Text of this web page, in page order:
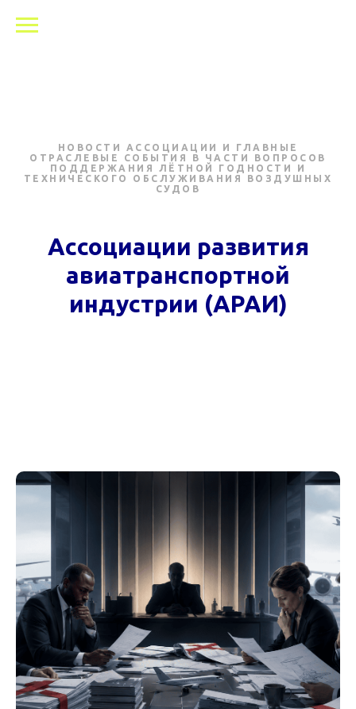
НОВОСТИ АССОЦИАЦИИ И ГЛАВНЫЕ
ОТРАСЛЕВЫЕ СОБЫТИЯ В ЧАСТИ ВОПРОСОВ
ПОДДЕРЖАНИЯ ЛЁТНОЙ ГОДНОСТИ И
ТЕХНИЧЕСКОГО ОБСЛУЖИВАНИЯ ВОЗДУШНЫХ
СУДОВ
Ассоциации развития
авиатранспортной
индустрии (АРАИ)